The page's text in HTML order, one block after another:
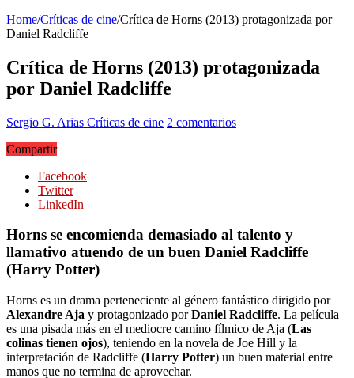
Home/Críticas de cine/Crítica de Horns (2013) protagonizada por
Daniel Radcliffe
Crítica de Horns (2013) protagonizada
por Daniel Radcliffe
Sergio G. Arias Críticas de cine 2 comentarios
Compartir
Facebook
Twitter
LinkedIn
Horns se encomienda demasiado al talento y
llamativo atuendo de un buen Daniel Radcliffe
(Harry Potter)
Horns es un drama perteneciente al género fantástico dirigido por
Alexandre Aja y protagonizado porDaniel Radcliffe. La película
es una pisada más en el mediocre camino fílmico de Aja (Las
colinas tienen ojos), teniendo en la novela de Joe Hill y la
interpretación de Radcliffe (Harry Potter) un buen material entre
manos que no termina de aprovechar.